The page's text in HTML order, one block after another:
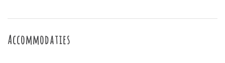
Accommodaties